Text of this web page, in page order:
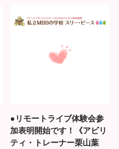
●リモートライブ体験会参
加表明開始です！《アビリ
ティ・トレーナー栗山葉